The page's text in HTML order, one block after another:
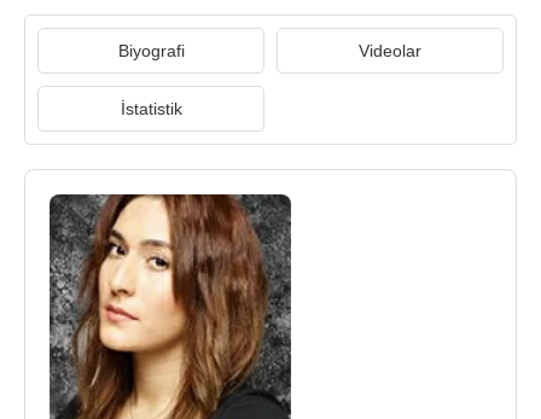
Biyografi Videolar
İstatistik